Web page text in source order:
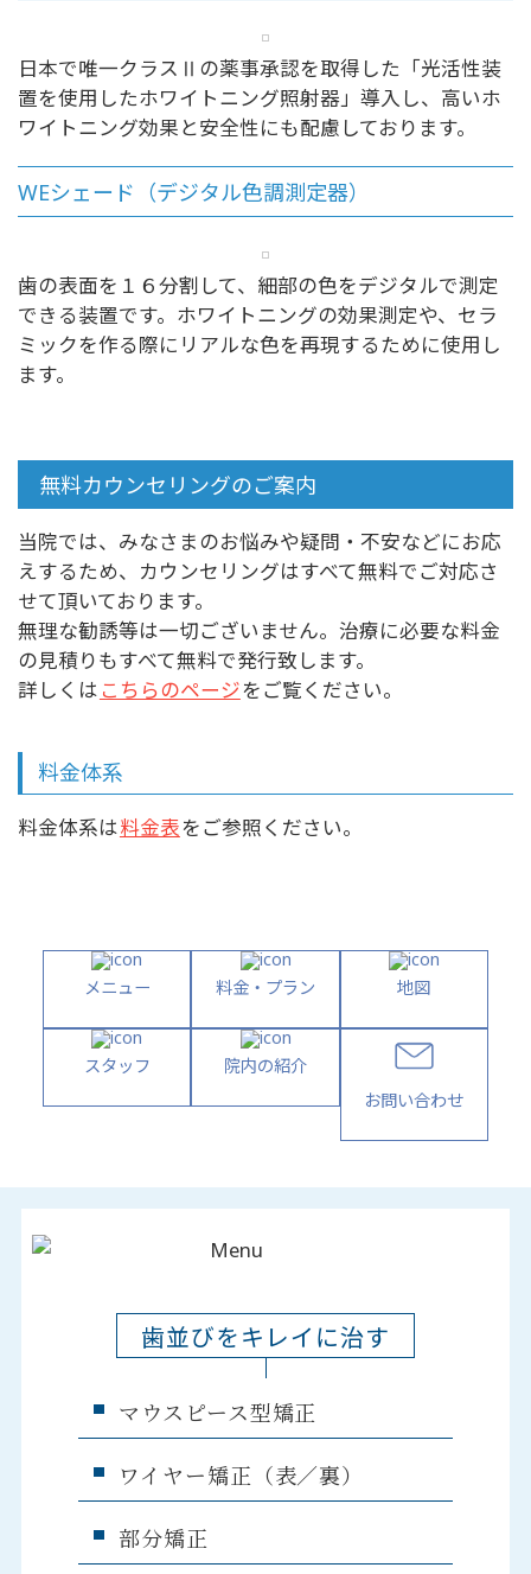
日本で唯一クラスⅡの薬事承認を取得した「光活性装
置を使用したホワイトニング照射器」導入し、高いホ
ワイトニング効果と安全性にも配慮しております。
WEシェード（デジタル色調測定器）
歯の表面を１６分割して、細部の色をデジタルで測定
できる装置です。ホワイトニングの効果測定や、セラ
ミックを作る際にリアルな色を再現するために使用し
ます。
無料カウンセリングのご案内
当院では、みなさまのお悩みや疑問・不安などにお応
えするため、カウンセリングはすべて無料でご対応さ
せて頂いております。
無理な勧誘等は一切ございません。治療に必要な料金
の見積りもすべて無料で発行致します。
詳しくは こちらのページをご覧ください。
料金体系
料金体系は料金表をご参照ください。
メニュー 料金・プラン 地図
スタッフ
院内の紹介
お問い合わせ
歯並びをキレイに治す
マウスピース型矯正
ワイヤー矯正（表／裏）
部分矯正